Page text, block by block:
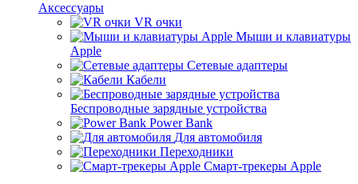
Аксессуары
VR очки
Мыши и клавиатуры
Apple
Сетевые адаптеры
Кабели
Беспроводные зарядные устройства
Power Bank
Для автомобиля
Переходники
Смарт-трекеры Apple